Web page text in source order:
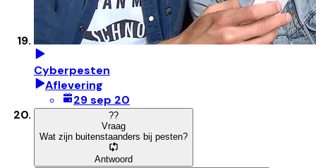
Cyberpesten
Aflevering
29 sep 20
??
Vraag
Wat zijn buitenstaanders bij pesten?
Antwoord